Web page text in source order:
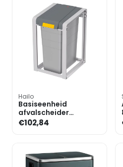
Hailo
Basiseenheid
afvalscheider
»ProfiLine Eco XL« 38
€102,84